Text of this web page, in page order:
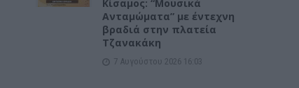
Κίσαμος: “Μουσικά
Ανταμώματα” με έντεχνη
βραδιά στην πλατεία
Τζανακάκη
7 Αυγούστου 2026 16:03